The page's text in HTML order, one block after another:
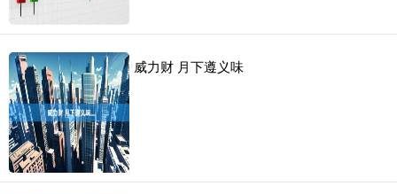
威力财 月下遵义味